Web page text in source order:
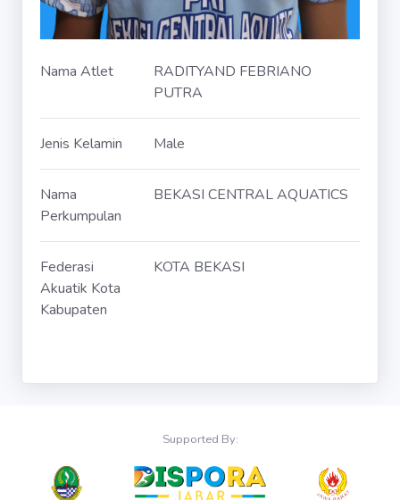
Nama Atlet
RADITYAND FEBRIANO
PUTRA
Jenis Kelamin Male
Nama
Perkumpulan
BEKASI CENTRAL AQUATICS
Federasi
Akuatik Kota
Kabupaten
KOTA BEKASI
Supported By: